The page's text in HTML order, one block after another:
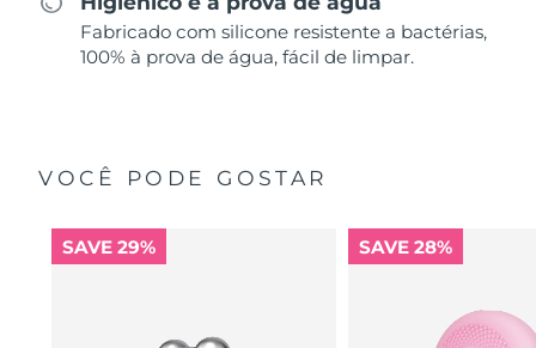
Fabricado com silicone resistente a bactérias,
100% à prova de água, fácil de limpar.
VOCÊ PODE GOSTAR
SAVE 29% SAVE 28%